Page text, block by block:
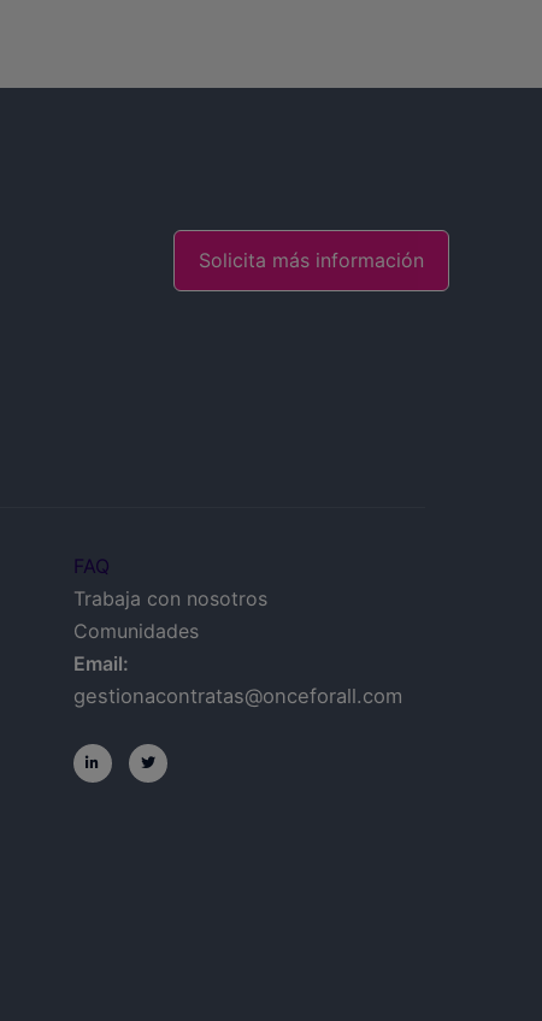
Solicita más información
FAQ
Trabaja con nosotros
Comunidades
Email:
gestionacontratas@onceforall.com